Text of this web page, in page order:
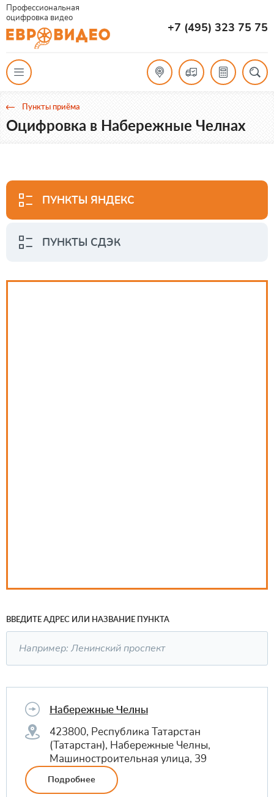
Профессиональная
оцифровка видео
+7 (495) 323 75 75
Пункты приёма
Оцифровка в Набережные Челнах
ПУНКТЫ ЯНДЕКС
ПУНКТЫ СДЭК
ВВЕДИТЕ АДРЕС ИЛИ НАЗВАНИЕ ПУНКТА
Набережные Челны
423800, Республика Татарстан
(Татарстан), Набережные Челны,
Машиностроительная улица, 39
Подробнее